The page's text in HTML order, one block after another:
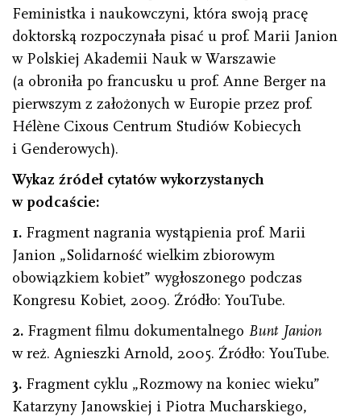
Feministka i naukowczyni, która swoją pracę
doktorską rozpoczynała pisać u prof. Marii Janion
w Polskiej Akademii Nauk w Warszawie
(a obroniła po francusku u prof. Anne Berger na
pierwszym z założonych w Europie przez prof.
Hélène Cixous Centrum Studiów Kobiecych
i Genderowych).
Wykaz źródeł cytatów wykorzystanych
w podcaście:
1. Fragment nagrania wystąpienia prof. Marii
Janion „Solidarność wielkim zbiorowym
obowiązkiem kobiet” wygłoszonego podczas
Kongresu Kobiet, 2009. Źródło: YouTube.
2. Fragment filmu dokumentalnego Bunt Janion
w reż. Agnieszki Arnold, 2005. Źródło: YouTube.
3. Fragment cyklu „Rozmowy na koniec wieku”
Katarzyny Janowskiej i Piotra Mucharskiego,